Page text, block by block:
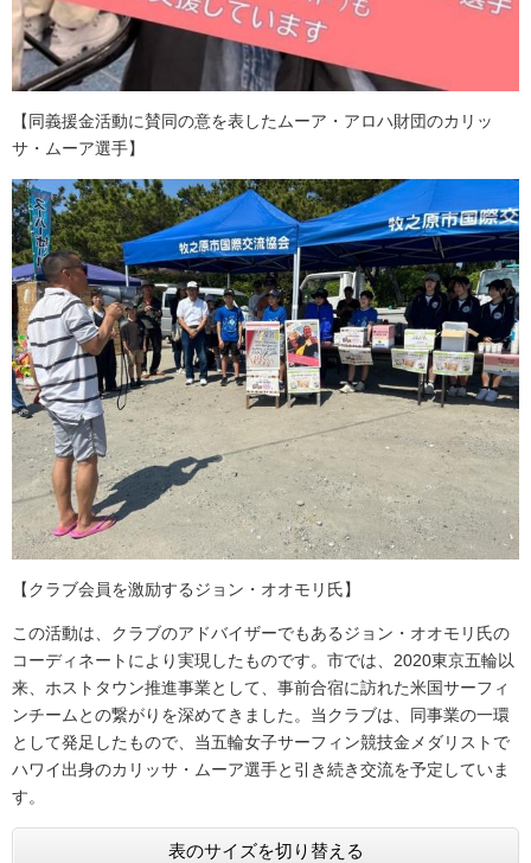
【同義援金活動に賛同の意を表したムーア・アロハ財団のカリッ
サ・ムーア選手】
【クラブ会員を激励するジョン・オオモリ氏】
この活動は、クラブのアドバイザーでもあるジョン・オオモリ氏の
コーディネートにより実現したものです。市では、2020東京五輪以
来、ホストタウン推進事業として、事前合宿に訪れた米国サーフィ
ンチームとの繋がりを深めてきました。当クラブは、同事業の一環
として発足したもので、当五輪女子サーフィン競技金メダリストで
ハワイ出身のカリッサ・ムーア選手と引き続き交流を予定していま
す。
表のサイズを切り替える